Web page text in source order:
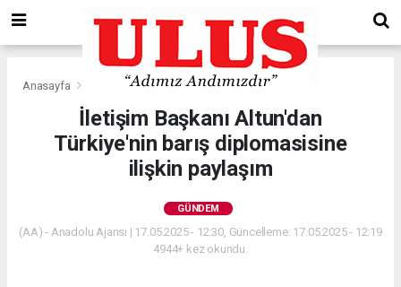
Anasayfa Gündem
İletişim Başkanı Altun'dan
Türkiye'nin barış diplomasisine
ilişkin paylaşım
GÜNDEM
(AA) - Anadolu Ajansı | 17.05.2025 - 12:30, Güncelleme: 17.05.2025 - 12:19
4944+ kez okundu.